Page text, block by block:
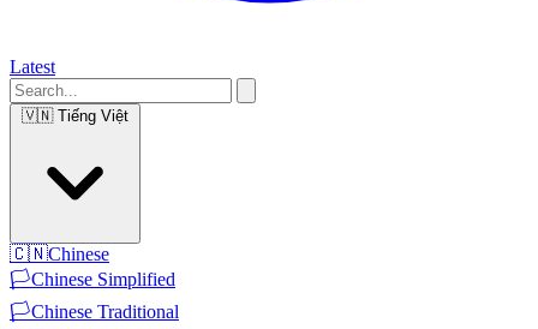
Latest
🇻🇳 Tiếng Việt
🇨🇳Chinese
🏳️Chinese Simplified
🏳️Chinese Traditional